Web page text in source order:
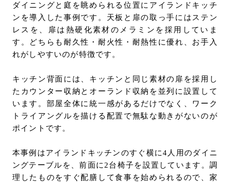
ダイニングと庭を眺められる位置にアイランドキッチ
ンを導入した事例です。天板と扉の取っ手にはステン
レスを、扉は熱硬化素材のメラミンを採用していま
す。どちらも耐久性・耐火性・耐熱性に優れ、お手入
れがしやすいのが特徴です。
キッチン背面には、キッチンと同じ素材の扉を採用し
たカウンター収納とオーランド収納を並列に設置して
います。部屋全体に統一感があるだけでなく、ワーク
トライアングルを描ける配置で無駄な動きがないのが
ポイントです。
本事例はアイランドキッチンのすぐ横に4人用のダイニ
ングテーブルを、前面に2台椅子を設置しています。調
理したものをすぐ配膳して食事を始められるので、家